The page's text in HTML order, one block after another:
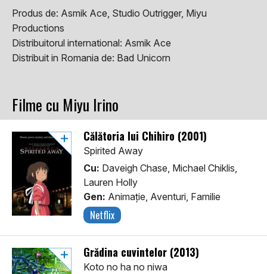
Produs de: Asmik Ace, Studio Outrigger, Miyu
Productions
Distribuitorul international: Asmik Ace
Distribuit in Romania de: Bad Unicorn
Filme cu Miyu Irino
Călătoria lui Chihiro (2001)
Spirited Away
Cu: Daveigh Chase, Michael Chiklis,
Lauren Holly
Gen: Animaţie, Aventuri, Familie
Netflix
Grădina cuvintelor (2013)
Koto no ha no niwa